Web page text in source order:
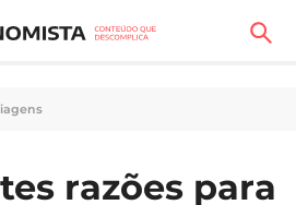
razões para